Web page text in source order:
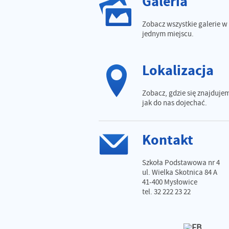
Zobacz wszystkie galerie w
jednym miejscu.
Lokalizacja
Zobacz, gdzie się
jak do nas dojechać.
Kontakt
Szkoła Podstawowa nr 4
ul. Wielka Skotnica 84 A
41-400 Mysłowice
tel. 32 222 23 22